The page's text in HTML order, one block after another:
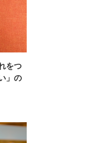
をつ
」の